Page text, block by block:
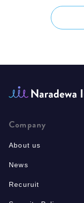
Company
About us
News
Recuruit